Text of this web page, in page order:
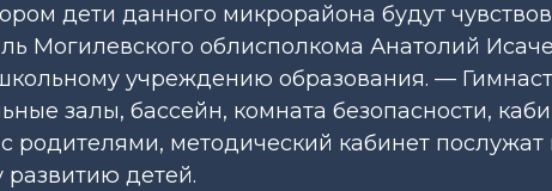
дети данного микрорайона будут
Могилевского облисполкома Анатолий
учреждению образования. —
залы, бассейн, комната безопасности,
родителями, методический кабинет
детей.